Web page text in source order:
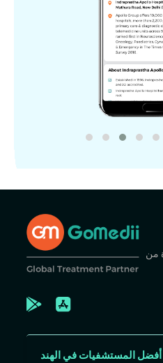
من
أفضل المستشفيات في الهند